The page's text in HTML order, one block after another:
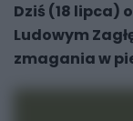
Dziś (18 lipca)
Ludowym
zmagania w